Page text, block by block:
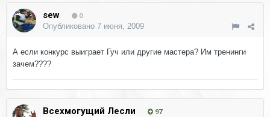
sew 0
Опубликовано 7 июня, 2009
А если конкурс выиграет Гуч или другие мастера? Им тренинги
зачем????
Всехмогущий Лесли 97